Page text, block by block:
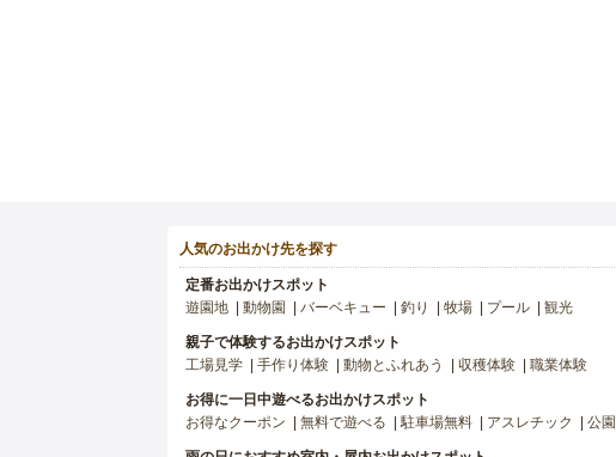
人気のお出かけ先を探す
定番お出かけスポット
遊園地
動物園 バーベキュー 釣り 牧場 プール 観光
親子で体験するお出かけスポット
工場見学
手作り体験 動物とふれあう 収穫体験 職業体験
お得に一日中遊べるお出かけスポット
お得なクーポン
無料で遊べる 駐車場無料 アスレチック 公